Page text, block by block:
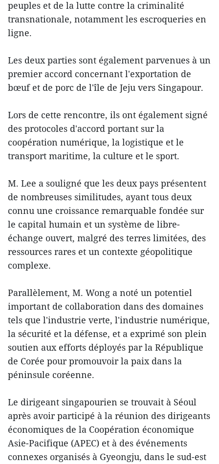
peuples et de la lutte contre la criminalité
transnationale, notamment les escroqueries en
ligne.
Les deux parties sont également parvenues à un
premier accord concernant l'exportation de
bœuf et de porc de l'île de Jeju vers Singapour.
Lors de cette rencontre, ils ont également signé
des protocoles d'accord portant sur la
coopération numérique, la logistique et le
transport maritime, la culture et le sport.
M. Lee a souligné que les deux pays présentent
de nombreuses similitudes, ayant tous deux
connu une croissance remarquable fondée sur
le capital humain et un système de libre-
échange ouvert, malgré des terres limitées, des
ressources rares et un contexte géopolitique
complexe.
Parallèlement, M. Wong a noté un potentiel
important de collaboration dans des domaines
tels que l'industrie verte, l'industrie numérique,
la sécurité et la défense, et a exprimé son plein
soutien aux efforts déployés par la République
de Corée pour promouvoir la paix dans la
péninsule coréenne.
Le dirigeant singapourien se trouvait à Séoul
après avoir participé à la réunion des dirigeants
économiques de la Coopération économique
Asie-Pacifique (APEC) et à des événements
connexes organisés à Gyeongju, dans le sud-est